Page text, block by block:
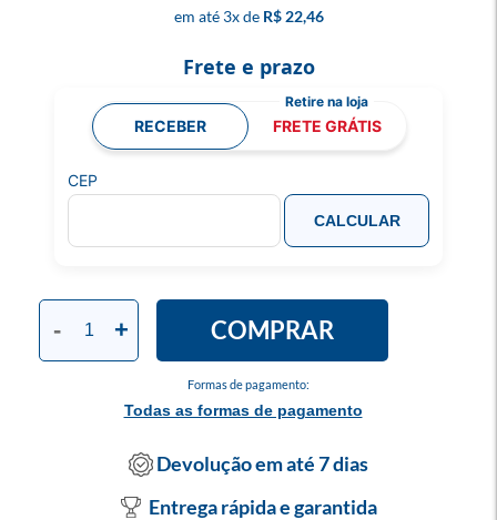
3x R$ 22,46
Formas de pagamento:
Todas as formas de pagamento
- + COMPRAR
Frete e prazo
RECEBER FRETE GRÁTIS
CEP
CALCULAR
Devolução em até 7 dias
Entrega rápida e garantida